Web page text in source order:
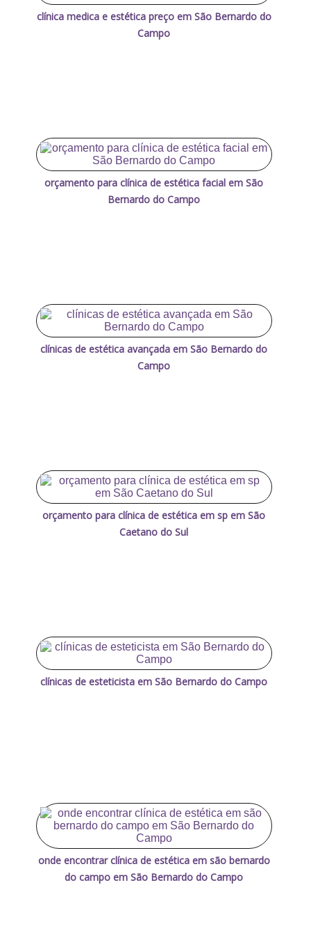
clínica medica e estética preço em São Bernardo do
Campo
orçamento para clínica de estética facial em São
Bernardo do Campo
clínicas de estética avançada em São Bernardo do
Campo
orçamento para clínica de estética em sp em São
Caetano do Sul
clínicas de esteticista em São Bernardo do Campo
onde encontrar clínica de estética em são bernardo
do campo em São Bernardo do Campo